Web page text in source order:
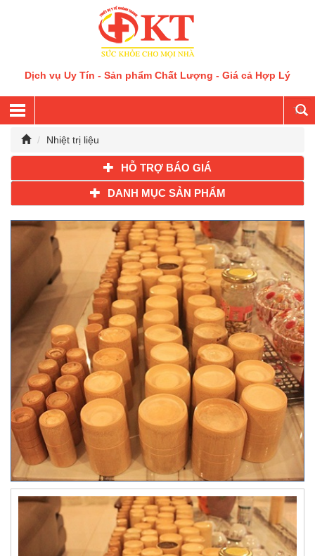
Dịch vụ Uy Tín - Sản phẩm Chất Lượng - Giá cả Hợp Lý
Nhiệt trị liệu
HỖ TRỢ BÁO GIÁ
DANH MỤC SẢN PHẨM